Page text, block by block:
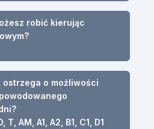
robić kierując
ostrzega o możliwości
T, AM, A1, A2, B1, C1, D1